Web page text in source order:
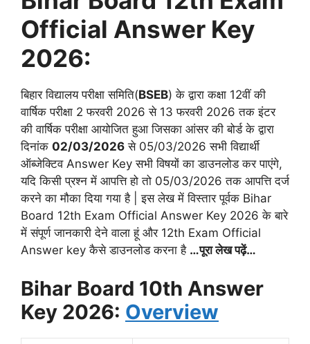
Official Answer Key
2026:
बिहार विद्यालय परीक्षा समिति(BSEB) के द्वारा कक्षा 12वीं की
वार्षिक परीक्षा 2 फरवरी 2026 से 13 फरवरी 2026 तक इंटर
की वार्षिक परीक्षा आयोजित हुआ जिसका आंसर की बोर्ड के द्वारा
दिनांक 02/03/2026 से 05/03/2026 सभी विद्यार्थी
ऑब्जेक्टिव Answer Key सभी विषयों का डाउनलोड कर पाएंगे,
यदि किसी प्रश्न में आपत्ति हो तो 05/03/2026 तक आपत्ति दर्ज
करने का मौका दिया गया है | इस लेख में विस्तार पूर्वक Bihar
Board 12th Exam Official Answer Key 2026 के बारे
में संपूर्ण जानकारी देने वाला हूं और 12th Exam Official
Answer key कैसे डाउनलोड करना है …पूरा लेख पढ़ें…
Bihar Board 10th Answer
Key 2026: Overview